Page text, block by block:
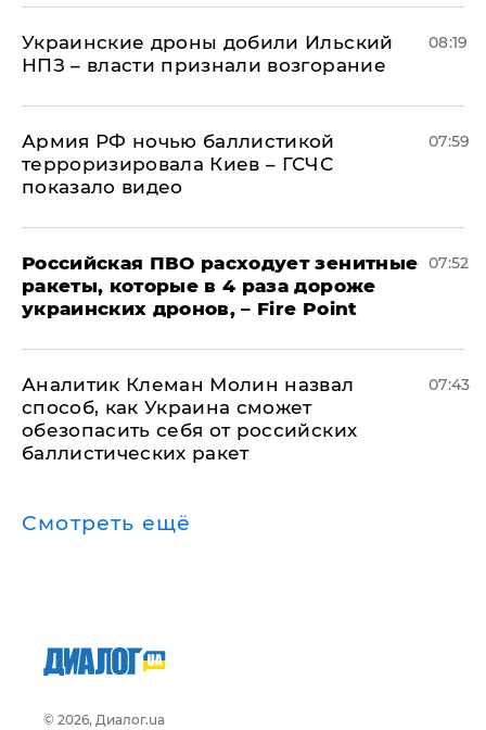
Украинские дроны добили Ильский
НПЗ – власти признали возгорание
08:19
Армия РФ ночью баллистикой
терроризировала Киев – ГСЧС
показало видео
07:59
Российская ПВО расходует зенитные
ракеты, которые в 4 раза дороже
украинских дронов, – Fire Point
07:52
Аналитик Клеман Молин назвал
способ, как Украина сможет
обезопасить себя от российских
баллистических ракет
07:43
Смотреть ещё
© 2026, Диалог.ua